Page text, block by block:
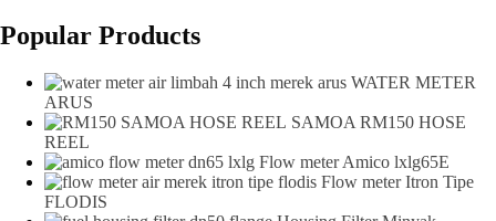
Popular Products
WATER METER
ARUS
SAMOA RM150 HOSE
REEL
Flow meter Amico lxlg65E
Flow meter Itron Tipe
FLODIS